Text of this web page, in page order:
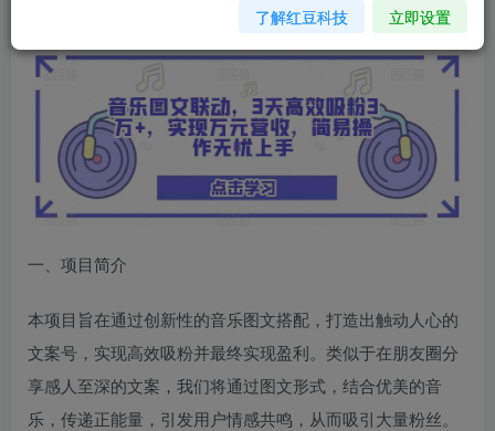
一、项目简介
本项目旨在通过创新性的音乐图文搭配，打造出触动人心的
文案号，实现高效吸粉并最终实现盈利。类似于在朋友圈分
享感人至深的文案，我们将通过图文形式，结合优美的音
乐，传递正能量，引发用户情感共鸣，从而吸引大量粉丝。
了解红豆科技 立即设置